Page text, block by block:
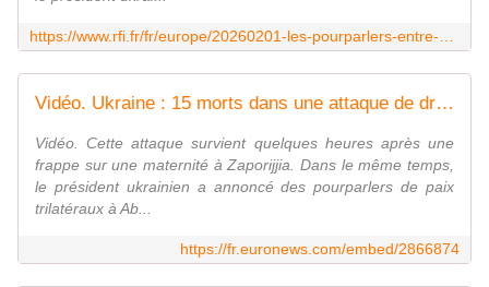
Vidéo. Ukraine : 15 morts dans une attaque de drone russe sur un bus dans la région de Dnipropetrovsk
Vidéo. Cette attaque survient quelques heures après une
frappe sur une maternité à Zaporijjia. Dans le même temps,
le président ukrainien a annoncé des pourparlers de paix
trilatéraux à Ab...
https://fr.euronews.com/embed/2866874